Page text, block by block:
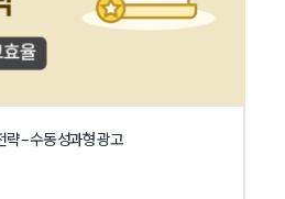
– 수동 성과형 광고